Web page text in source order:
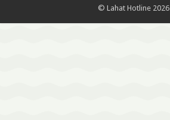
© Lahat Hotline 2026